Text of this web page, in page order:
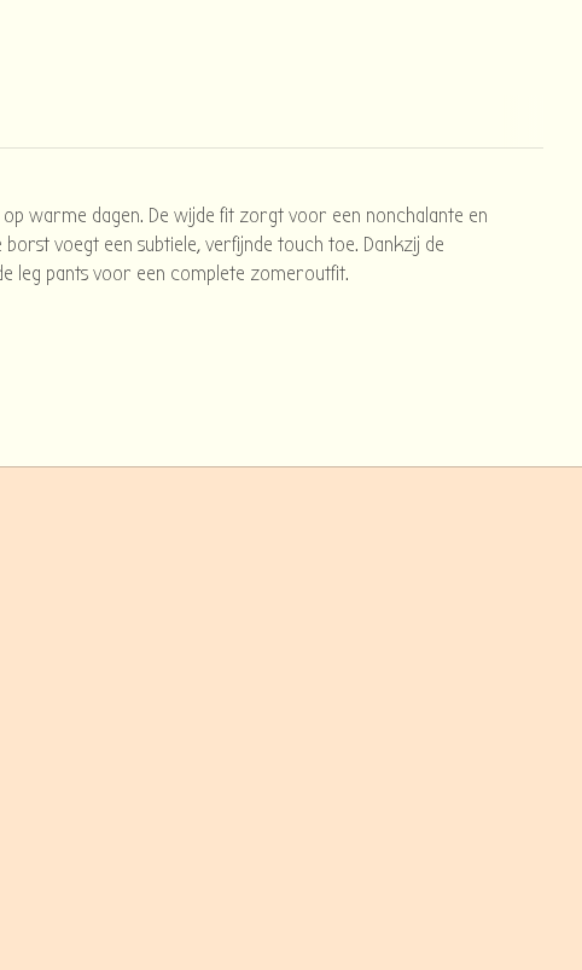
warme dagen. De wijde fit zorgt voor een nonchalante en
voegt een subtiele, verfijnde touch toe. Dankzij de
leg pants voor een complete zomeroutfit.